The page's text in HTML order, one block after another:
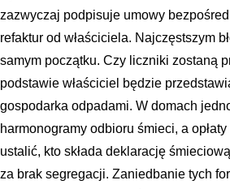
zazwyczaj podpisuje umowy
refaktur od właściciela. Najczęstszym
samym początku. Czy liczniki zostaną
podstawie właściciel będzie
gospodarka odpadami. W domach
harmonogramy odbioru śmieci, a
ustalić, kto składa deklarację
za brak segregacji. Zaniedbanie tych